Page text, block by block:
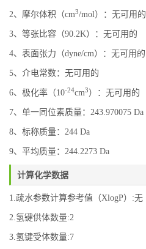
2、摩尔体积（cm3/mol）：无可用的
3、等张比容（90.2K）：无可用的
4、表面张力（dyne/cm）：无可用的
5、介电常数：无可用的
6、极化率（10-24cm3）：无可用的
7、单一同位素质量：243.970075 Da
8、标称质量：244 Da
9、平均质量：244.2273 Da
计算化学数据
1.疏水参数计算参考值（XlogP）:无
2.氢键供体数量:2
3.氢键受体数量:7